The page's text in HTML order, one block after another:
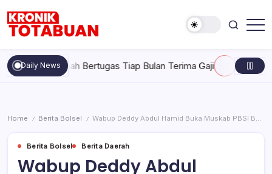
content
Totabuan
hari
ini
Kronik
Daily News
Pernah Bertugas Tiap Bulan Terima Gaji Rabu, Agustus 5,
Home / Berita Bolsel / Wabup Deddy Abdul Hamid Buka Muskab PBSI Bolsel
Berita Bolsel Berita Daerah
Wabup Deddy Abdul